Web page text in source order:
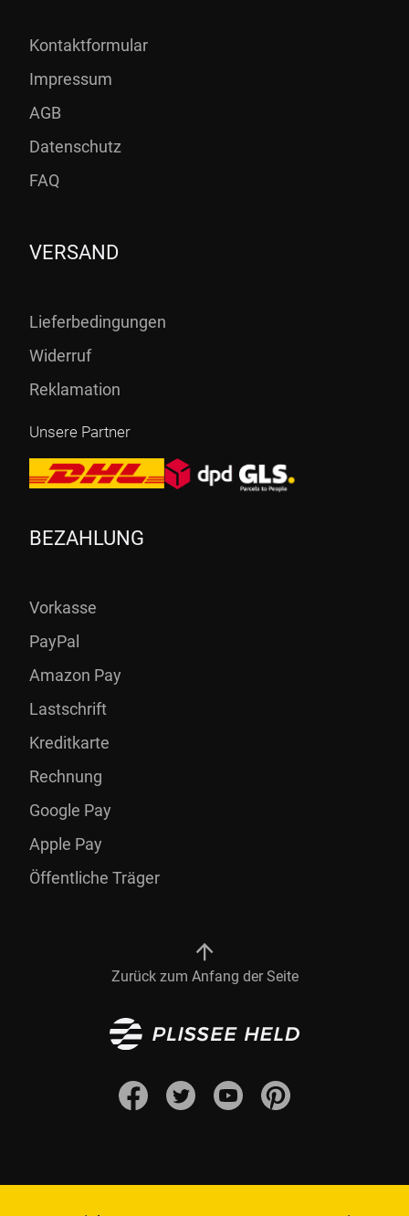
Zurück zum Anfang der Seite
Kontaktformular
Impressum
AGB
Datenschutz
FAQ
VERSAND
Lieferbedingungen
Widerruf
Reklamation
Unsere Partner
BEZAHLUNG
Vorkasse
PayPal
Amazon Pay
Lastschrift
Kreditkarte
Rechnung
Google Pay
Apple Pay
Öffentliche Träger